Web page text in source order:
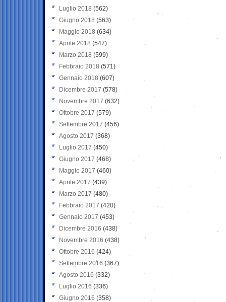
Luglio 2018 (562)
Giugno 2018 (563)
Maggio 2018 (634)
Aprile 2018 (547)
Marzo 2018 (599)
Febbraio 2018 (571)
Gennaio 2018 (607)
Dicembre 2017 (578)
Novembre 2017 (632)
Ottobre 2017 (579)
Settembre 2017 (456)
Agosto 2017 (368)
Luglio 2017 (450)
Giugno 2017 (468)
Maggio 2017 (460)
Aprile 2017 (439)
Marzo 2017 (480)
Febbraio 2017 (420)
Gennaio 2017 (453)
Dicembre 2016 (438)
Novembre 2016 (438)
Ottobre 2016 (424)
Settembre 2016 (367)
Agosto 2016 (332)
Luglio 2016 (336)
Giugno 2016 (358)